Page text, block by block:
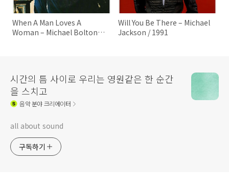
When A Man Loves A
Woman – Michael Bolton /
Will You Be There – Michael
Jackson / 1991
시간의 틈 사이로 우리는 영원같은 한 순간
을 스치고
음악분야 크리에이터
all about sound
구독하기